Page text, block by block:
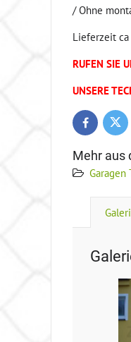
/ Ohne
Lieferzeit
RUFEN SIE
UNSERE
Facebook
Mehr aus
Garagen